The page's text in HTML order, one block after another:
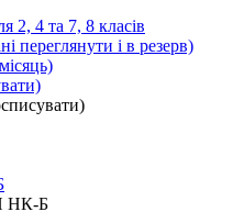
2, 4 та 7, 8 класів
переглянути і в резерв)
НК-Б